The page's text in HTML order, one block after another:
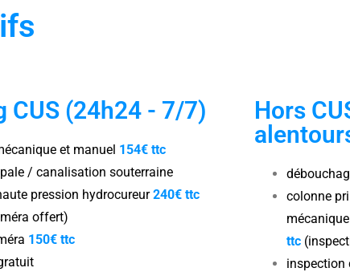
CUS (24h24 - 7/7)
et manuel 154€ ttc
/ canalisation souterraine
pression hydrocureur240€ ttc
offert)
150€ ttc
Hors
colonne
ttc
inspection